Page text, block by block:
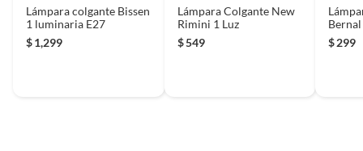
Lámpara colgante Bissen
1 luminaria E27
$1,299
Lámpara Colgante New
Rimini 1 Luz
$549
Bernal
$299